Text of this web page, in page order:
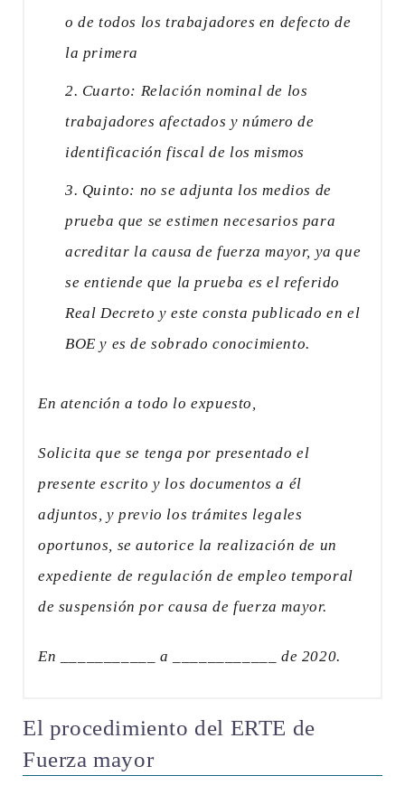
o de todos los trabajadores en defecto de
la primera
Cuarto: Relación nominal de los
trabajadores afectados y número de
identificación fiscal de los mismos
Quinto: no se adjunta los medios de
prueba que se estimen necesarios para
acreditar la causa de fuerza mayor, ya que
se entiende que la prueba es el referido
Real Decreto y este consta publicado en el
BOE y es de sobrado conocimiento.
En atención a todo lo expuesto,
Solicita que se tenga por presentado el
presente escrito y los documentos a él
adjuntos, y previo los trámites legales
oportunos, se autorice la realización de un
expediente de regulación de empleo temporal
de suspensión por causa de fuerza mayor.
En ___________ a ____________ de 2020.
El procedimiento del ERTE de
Fuerza mayor